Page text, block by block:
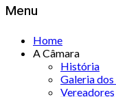
Menu
Home
A Câmara
História
Galeria
Vereadores